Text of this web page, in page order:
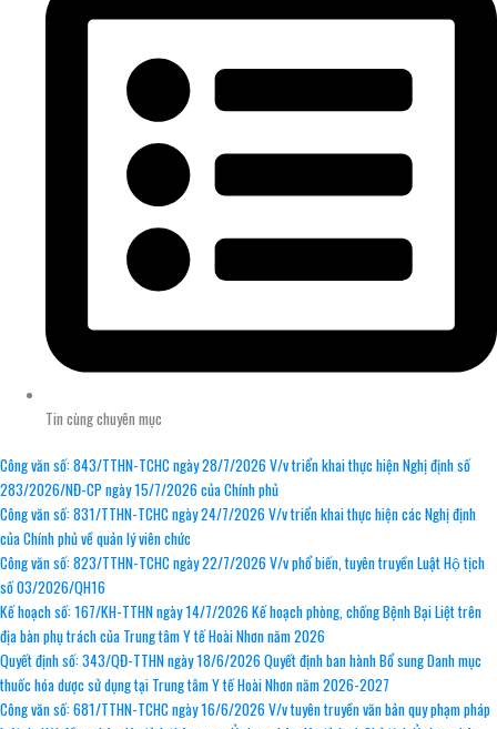
Tin cùng chuyên mục
Công văn số: 843/TTHN-TCHC ngày 28/7/2026 V/v triển khai thực hiện Nghị định số
283/2026/NĐ-CP ngày 15/7/2026 của Chính phủ
Công văn số: 831/TTHN-TCHC ngày 24/7/2026 V/v triển khai thực hiện các Nghị định
của Chính phủ về quản lý viên chức
Công văn số: 823/TTHN-TCHC ngày 22/7/2026 V/v phổ biến, tuyên truyền Luật Hộ tịch
số 03/2026/QH16
Kế hoạch số: 167/KH-TTHN ngày 14/7/2026 Kế hoạch phòng, chống Bệnh Bại Liệt trên
địa bàn phụ trách của Trung tâm Y tế Hoài Nhơn năm 2026
Quyết định số: 343/QĐ-TTHN ngày 18/6/2026 Quyết định ban hành Bổ sung Danh mục
thuốc hóa dược sử dụng tại Trung tâm Y tế Hoài Nhơn năm 2026-2027
Công văn số: 681/TTHN-TCHC ngày 16/6/2026 V/v tuyên truyền văn bản quy phạm pháp